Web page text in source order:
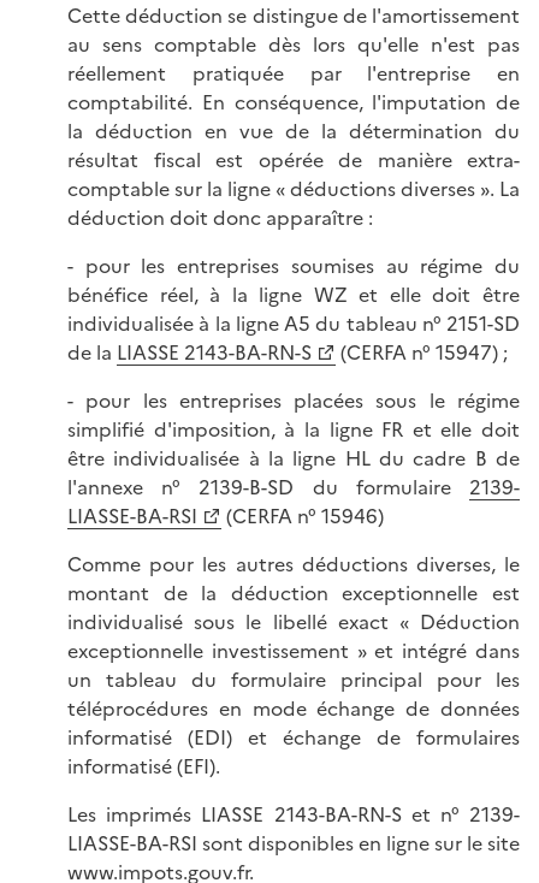
Cette déduction se distingue de l'amortissement
au sens comptable dès lors qu'elle n'est pas
réellement pratiquée par l'entreprise en
comptabilité. En conséquence, l'imputation de
la déduction en vue de la détermination du
résultat fiscal est opérée de manière extra-
comptable sur la ligne « déductions diverses ». La
déduction doit donc apparaître :
- pour les entreprises soumises au régime du
bénéfice réel, à la ligne WZ et elle doit être
individualisée à la ligne A5 du tableau n° 2151-SD
de la LIASSE 2143-BA-RN-S
(CERFA n° 15947) ;
- pour les entreprises placées sous le régime
simplifié d'imposition, à la ligne FR et elle doit
être individualisée à la ligne HL du cadre B de
l'annexe n° 2139-B-SD du formulaire 2139-
LIASSE-BA-RSI
(CERFA n° 15946)
Comme pour les autres déductions diverses, le
montant de la déduction exceptionnelle est
individualisé sous le libellé exact « Déduction
exceptionnelle investissement » et intégré dans
un tableau du formulaire principal pour les
téléprocédures en mode échange de données
informatisé (EDI) et échange de formulaires
informatisé (EFI).
Les imprimés LIASSE 2143-BA-RN-S et n° 2139-
LIASSE-BA-RSI sont disponibles en ligne sur le site
www.impots.gouv.fr.